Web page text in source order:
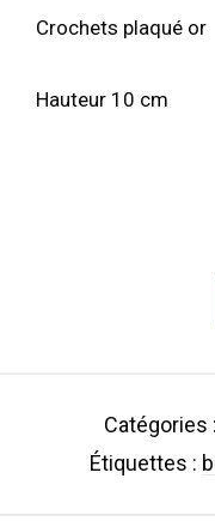
Crochets plaqué or
Hauteur 10 cm
Catégories :
Étiquettes :